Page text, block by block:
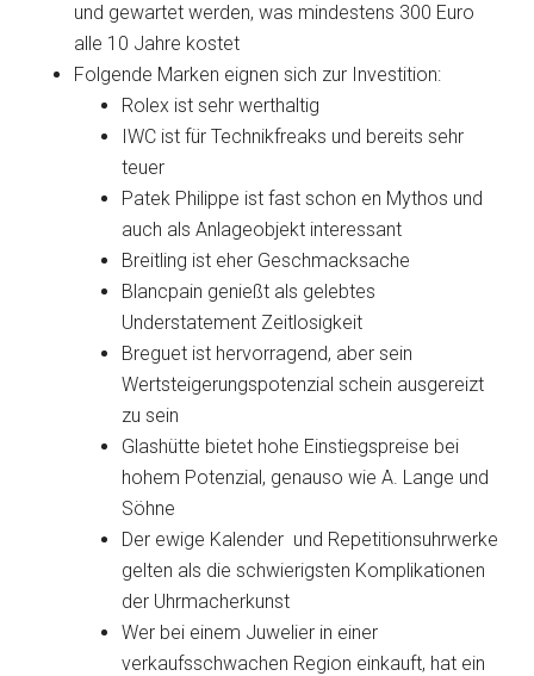
und gewartet werden, was mindestens 300 Euro
alle 10 Jahre kostet
Folgende Marken eignen sich zur Investition:
Rolex ist sehr werthaltig
IWC ist für Technikfreaks und bereits sehr
teuer
Patek Philippe ist fast schon en Mythos und
auch als Anlageobjekt interessant
Breitling ist eher Geschmacksache
Blancpain genießt als gelebtes
Understatement Zeitlosigkeit
Breguet ist hervorragend, aber sein
Wertsteigerungspotenzial schein ausgereizt
zu sein
Glashütte bietet hohe Einstiegspreise bei
hohem Potenzial, genauso wie A. Lange und
Söhne
Der ewige Kalender und Repetitionsuhrwerke
gelten als die schwierigsten Komplikationen
der Uhrmacherkunst
Wer bei einem Juwelier in einer
verkaufsschwachen Region einkauft, hat ein